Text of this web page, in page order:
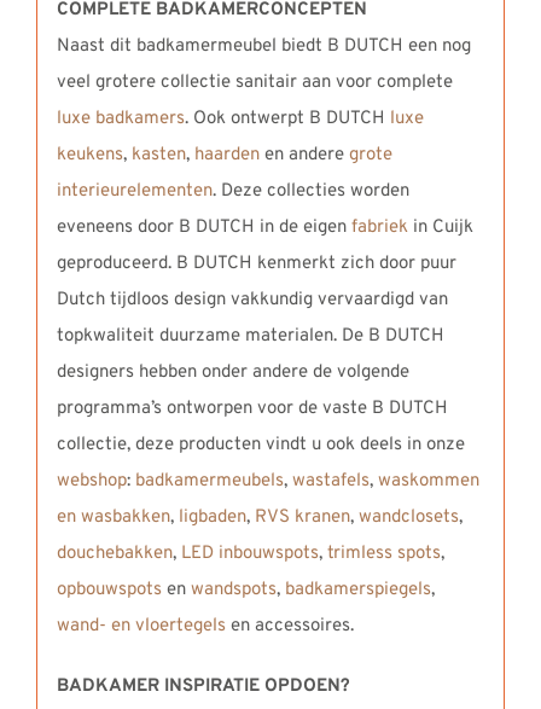
COMPLETE BADKAMERCONCEPTEN
Naast dit badkamermeubel biedt B DUTCH een nog
veel grotere collectie sanitair aan voor complete
luxe badkamers. Ook ontwerpt B DUTCH luxe
keukens, kasten, haardenen andere grote
interieurelementen. Deze collecties worden
eveneens door B DUTCH in de eigen fabriekin Cuijk
geproduceerd. B DUTCH kenmerkt zich door puur
Dutch tijdloos design vakkundig vervaardigd van
topkwaliteit duurzame materialen. De B DUTCH
designers hebben onder andere de volgende
programma’s ontworpen voor de vaste B DUTCH
collectie, deze producten vindt u ook deels in onze
webshop: badkamermeubels, wastafels, waskommen
en wasbakken, ligbaden, RVS kranen, wandclosets,
douchebakken, LED inbouwspots, trimless spots,
opbouwspots en wandspots, badkamerspiegels,
wand- en vloertegels en accessoires.
BADKAMER INSPIRATIE OPDOEN?